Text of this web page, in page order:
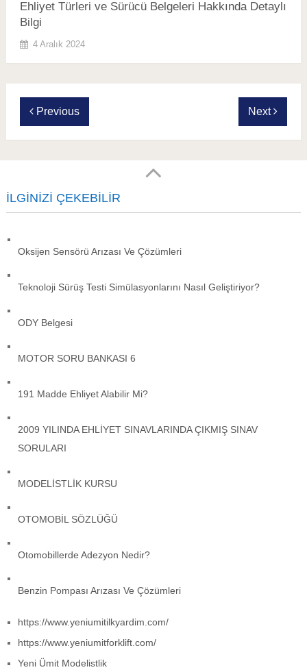
Ehliyet Türleri ve Sürücü Belgeleri Hakkında Detaylı
Bilgi
4 Aralık 2024
Previous Next
İLGINIZI ÇEKEBILIR
Oksijen Sensörü Arızası Ve Çözümleri
Teknoloji Sürüş Testi Simülasyonlarını Nasıl Geliştiriyor?
ODY Belgesi
MOTOR SORU BANKASI 6
191 Madde Ehliyet Alabilir Mi?
2009 YILINDA EHLİYET SINAVLARINDA ÇIKMIŞ SINAV
SORULARI
MODELİSTLİK KURSU
OTOMOBİL SÖZLÜĞÜ
Otomobillerde Adezyon Nedir?
Benzin Pompası Arızası Ve Çözümleri
https://www.yeniumitilkyardim.com/
https://www.yeniumitforklift.com/
Yeni Ümit Modelistlik